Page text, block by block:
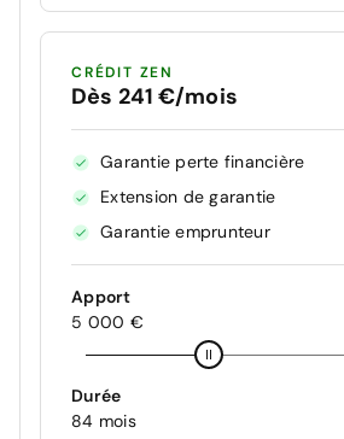
CRÉDIT ZEN
Dès 241 €/mois
Garantie perte financière
Extension de garantie
Garantie emprunteur
Apport
5 000 €
Durée
84 mois